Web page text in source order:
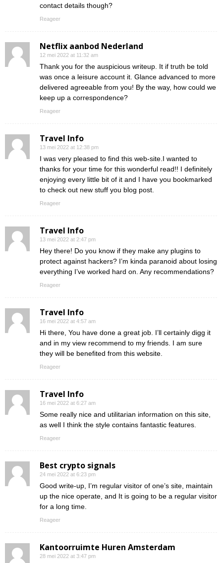
contact details though?
Reageer
Netflix aanbod Nederland
12 mei 2022 at 11:32 am
Thank you for the auspicious writeup. It if truth be told
was once a leisure account it. Glance advanced to more
delivered agreeable from you! By the way, how could we
keep up a correspondence?
Reageer
Travel Info
13 mei 2022 at 12:38 pm
I was very pleased to find this web-site.I wanted to
thanks for your time for this wonderful read!! I definitely
enjoying every little bit of it and I have you bookmarked
to check out new stuff you blog post.
Reageer
Travel Info
13 mei 2022 at 2:47 pm
Hey there! Do you know if they make any plugins to
protect against hackers? I’m kinda paranoid about losing
everything I’ve worked hard on. Any recommendations?
Reageer
Travel Info
16 mei 2022 at 4:57 am
Hi there, You have done a great job. I’ll certainly digg it
and in my view recommend to my friends. I am sure
they will be benefited from this website.
Reageer
Travel Info
16 mei 2022 at 6:27 am
Some really nice and utilitarian information on this site,
as well I think the style contains fantastic features.
Reageer
Best crypto signals
24 mei 2022 at 6:23 pm
Good write-up, I’m regular visitor of one’s site, maintain
up the nice operate, and It is going to be a regular visitor
for a long time.
Reageer
Kantoorruimte Huren Amsterdam
28 mei 2022 at 3:47 pm